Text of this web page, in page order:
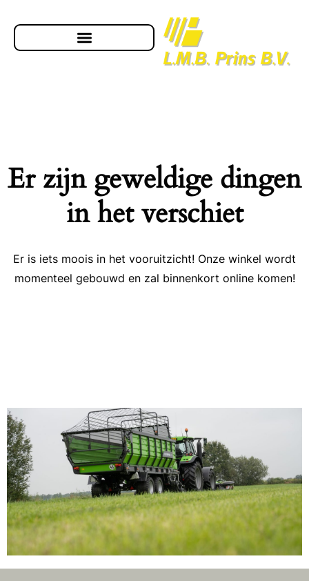
Er zijn geweldige dingen
in het verschiet
Er is iets moois in het vooruitzicht! Onze winkel wordt
momenteel gebouwd en zal binnenkort online komen!